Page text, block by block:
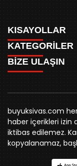
KISAYOLLAR
ANASAYFA
AKSU CANLI
MEYDAN CANLI
MEDRESELER CANLI
MERAKÜM CANLI
YUKARI TEKKE
KURUMSAL KİMLİK
REKLAM FİYATLARI
BİZE ULAŞIN
KÜNYE
RESMİ İLANLAR
KATEGORİLER
WHATSAPP
SPOR
SİYASET
BELEDİYE
SİVAS VALİLİĞİ
ÜNİVERSİTE
KURUMLAR
STK
YORUM
BİZE ULAŞIN
0346 221 00 60
Örtülüpınar
Sivas
buyuksivas.com
haber içerikleri izin
iktibas edilemez.
kopyalanamaz,